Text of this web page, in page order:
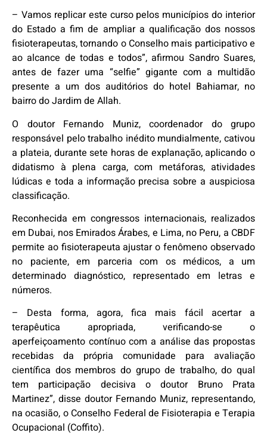
– Vamos replicar este curso pelos municípios do interior
do Estado a fim de ampliar a qualificação dos nossos
fisioterapeutas, tornando o Conselho mais participativo e
ao alcance de todas e todos”, afirmou Sandro Suares,
antes de fazer uma “selfie” gigante com a multidão
presente a um dos auditórios do hotel Bahiamar, no
bairro do Jardim de Allah.
O doutor Fernando Muniz, coordenador do grupo
responsável pelo trabalho inédito mundialmente, cativou
a plateia, durante sete horas de explanação, aplicando o
didatismo à plena carga, com metáforas, atividades
lúdicas e toda a informação precisa sobre a auspiciosa
classificação.
Reconhecida em congressos internacionais, realizados
em Dubai, nos Emirados Árabes, e Lima, no Peru, a CBDF
permite ao fisioterapeuta ajustar o fenômeno observado
no paciente, em parceria com os médicos, a um
determinado diagnóstico, representado em letras e
números.
– Desta forma, agora, fica mais fácil acertar a
terapêutica apropriada, verificando-se o
aperfeiçoamento contínuo com a análise das propostas
recebidas da própria comunidade para avaliação
científica dos membros do grupo de trabalho, do qual
tem participação decisiva o doutor Bruno Prata
Martinez”, disse doutor Fernando Muniz, representando,
na ocasião, o Conselho Federal de Fisioterapia e Terapia
Ocupacional (Coffito).